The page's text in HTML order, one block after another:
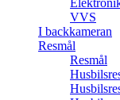
VVS
I backkameran
Resmål
Resmål